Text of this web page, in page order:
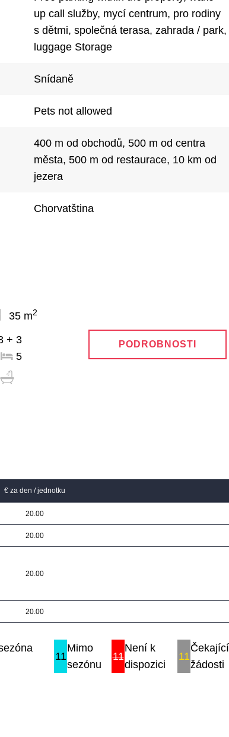
up call služby, mycí centrum, pro rodiny
s dětmi, společná terasa, zahrada / park,
luggage Storage
Snídaně
Pets not allowed
400 m od obchodů, 500 m od centra
města, 500 m od restaurace, 10 km od
jezera
Chorvatština
35 m2
+ 3
5
PODROBNOSTI
€ za den / jednotku
20.00
20.00
20.00
20.00
11
Mimo
sezónu
11
Není k
dispozici
11
Čekající
žádosti